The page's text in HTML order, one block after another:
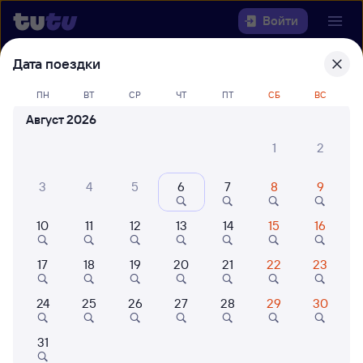
Войти
Выберите день, чтобы найти
билеты Барнаул — Алматы-2
22 года работаем для вас
Куда
Когда
Кто едет
Дата поездки
ПН ВТ СР ЧТ ПТ СБ ВС
Август 2026
1
2
3 4 5 6 7 8 9
10 11 12 13 14 15 16
17 18 19 20 21 22 23
24 25 26 27 28 29 30
31